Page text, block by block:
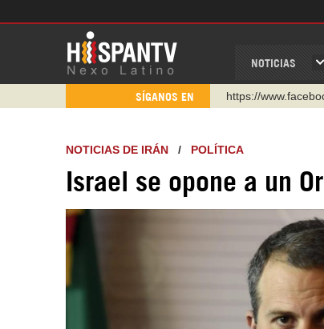
NOTICIAS
SÍGANOS EN
https://
https://
WhatsApp y
Instagram como:
NOTICIAS DE IRÁN / POLÍTICA
Israel se opone a un